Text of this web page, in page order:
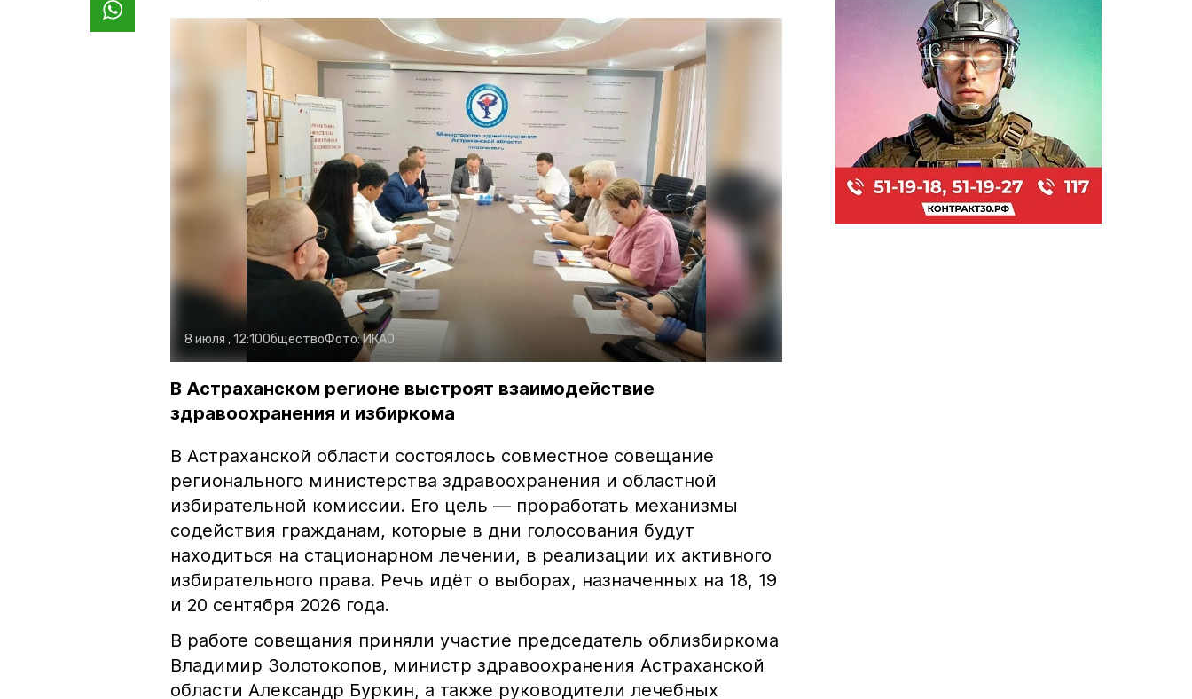
8 июля , 12:10ОбществоФото:ИКАО
В Астраханском регионе выстроят взаимодействие
здравоохранения и избиркома
В Астраханской области состоялось совместное совещание
регионального министерства здравоохранения и областной
избирательной комиссии. Его цель — проработать механизмы
содействия гражданам, которые в дни голосования будут
находиться на стационарном лечении, в реализации их активного
избирательного права. Речь идёт о выборах, назначенных на 18, 19
и 20 сентября 2026 года.
В работе совещания приняли участие председатель облизбиркома
Владимир Золотокопов, министр здравоохранения Астраханской
области Александр Буркин, а также руководители лечебных